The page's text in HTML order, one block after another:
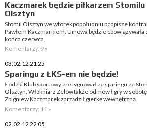
Kaczmarek będzie piłkarzem Stomilu
Olsztyn
Stomil Olsztyn we wtorek popołudniu podpisze
Pawłem Kaczmarkiem. Umowa będzie obowiązywała
końca czerwca.
Komentarzy: 9 »
03.02.12 21:25
Sparingu z ŁKS-em nie będzie!
Łódzki Klub Sportowy zrezygnował ze sparingu ze
Olsztyn. Włókniarz Zelów także odmówił gry w sobotę.
Zbigniew Kaczmarek zarządził gierkę wewnętrzną.
Komentarzy: 11 »
02.02.12 22:05